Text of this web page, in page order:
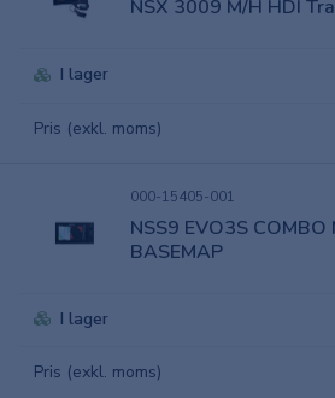
NSX 3009 M/H HDI
I lager
Pris (exkl. moms)
000-15405-001
NSS9 EVO3S COMBO
BASEMAP
I lager
Pris (exkl. moms)